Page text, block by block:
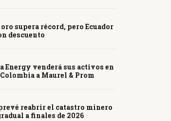
supera récord, pero Ecuador
descuento
Energy venderá sus activos en
a Maurel & Prom
reabrir el catastro minero
a finales de 2026